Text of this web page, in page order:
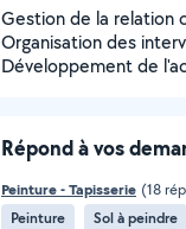
Gestion de la relation
Organisation des
Développement de
Répond à vos
Peinture - Tapisserie (18
Peinture
Sol à peindre